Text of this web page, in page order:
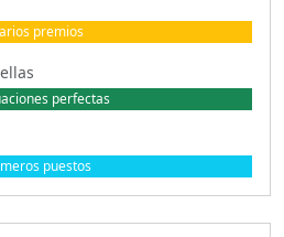
premios
perfectas
puestos